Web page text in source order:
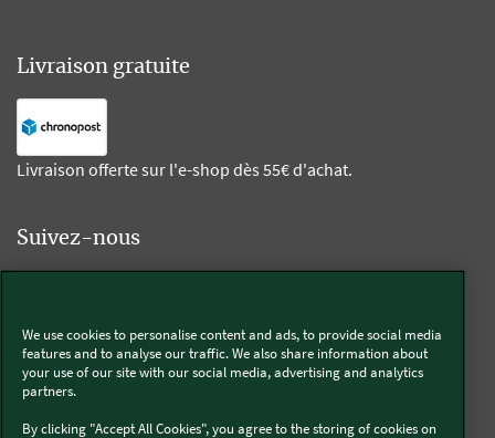
Livraison gratuite
Livraison offerte sur l'e-shop dès 55€ d'achat.
Suivez-nous
Thermomix®
We use cookies to personalise content and ads, to provide social media
features and to analyse our traffic. We also share information about
your use of our site with our social media, advertising and analytics
partners.
By clicking "Accept All Cookies", you agree to the storing of cookies on